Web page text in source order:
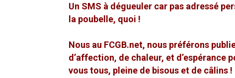
Un SMS à dégueuler car pas adressé
la poubelle, quoi !
Nous au FCGB.net, nous préférons
d’affection, de chaleur, et d’espérance
vous tous, pleine de bisous et de câlins !